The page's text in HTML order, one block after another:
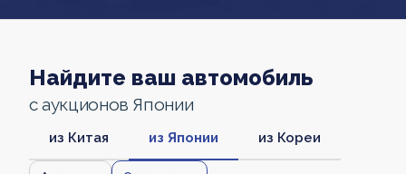
Найдите ваш автомобиль
с аукционов Японии
из Китая из Японии из Кореи